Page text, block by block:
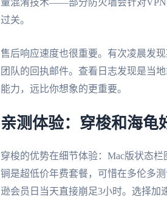
量混淆技术——部分防火墙会针对VPN
过关。
售后响应速度也很重要。有次凌晨发
团队的回执邮件。查看日志发现是当
能力，远比你想象的更重要。
亲测体验：穿梭和海龟
穿梭的优势在细节体验：Mac版状态
锏是超低价年费套餐，可惜在多伦多
逊会员日当天直接崩足3小时。选择加